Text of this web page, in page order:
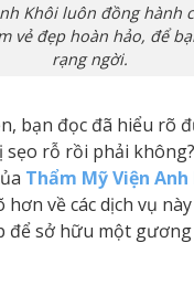
Khôi luôn đồng hành
vẻ đẹp hoàn hảo, để
rạng ngời.
bạn đọc đã hiểu rõ
sẹo rỗ rồi phải
Thẩm Mỹ Viện Anh
hơn về các dịch vụ
để sở hữu một gương